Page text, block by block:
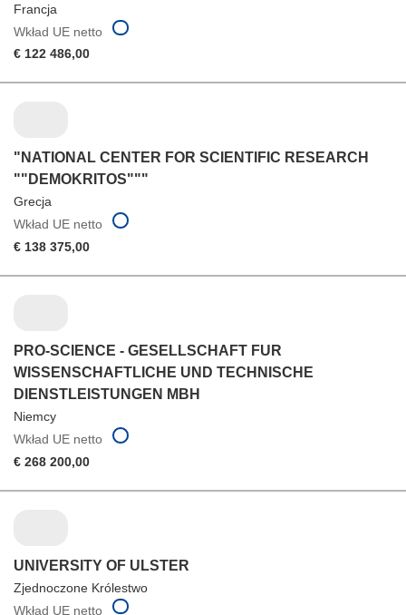
Francja
Wkład UE netto
€ 122 486,00
"NATIONAL CENTER FOR SCIENTIFIC RESEARCH
""DEMOKRITOS"""
Grecja
Wkład UE netto
€ 138 375,00
PRO-SCIENCE - GESELLSCHAFT FUR
WISSENSCHAFTLICHE UND TECHNISCHE
DIENSTLEISTUNGEN MBH
Niemcy
Wkład UE netto
€ 268 200,00
UNIVERSITY OF ULSTER
Zjednoczone Królestwo
Wkład UE netto